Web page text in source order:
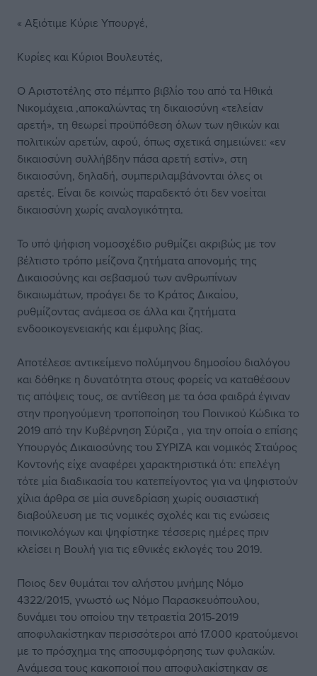
« Αξιότιμε Κύριε Υπουργέ,
Κυρίες και Κύριοι Βουλευτές,
Ο Αριστοτέλης στο πέμπτο βιβλίο του από τα Ηθικά
Νικομάχεια ,αποκαλώντας τη δικαιοσύνη «τελείαν
αρετή», τη θεωρεί προϋπόθεση όλων των ηθικών και
πολιτικών αρετών, αφού, όπως σχετικά σημειώνει: «εν
δικαιοσύνη συλλήβδην πάσα αρετή εστίν», στη
δικαιοσύνη, δηλαδή, συμπεριλαμβάνονται όλες οι
αρετές. Είναι δε κοινώς παραδεκτό ότι δεν νοείται
δικαιοσύνη χωρίς αναλογικότητα.
Το υπό ψήφιση νομοσχέδιο ρυθμίζει ακριβώς με τον
βέλτιστο τρόπο μείζονα ζητήματα απονομής της
Δικαιοσύνης και σεβασμού των ανθρωπίνων
δικαιωμάτων, προάγει δε το Κράτος Δικαίου,
ρυθμίζοντας ανάμεσα σε άλλα και ζητήματα
ενδοοικογενειακής και έμφυλης βίας.
Αποτέλεσε αντικείμενο πολύμηνου δημοσίου διαλόγου
και δόθηκε η δυνατότητα στους φορείς να καταθέσουν
τις απόψεις τους, σε αντίθεση με τα όσα φαιδρά έγιναν
στην προηγούμενη τροποποίηση του Ποινικού Κώδικα το
2019 από την Κυβέρνηση Σύριζα , για την οποία ο επίσης
Υπουργός Δικαιοσύνης του ΣΥΡΙΖΑ και νομικός Σταύρος
Κοντονής είχε αναφέρει χαρακτηριστικά ότι: επελέγη
τότε μία διαδικασία του κατεπείγοντος για να ψηφιστούν
χίλια άρθρα σε μία συνεδρίαση χωρίς ουσιαστική
διαβούλευση με τις νομικές σχολές και τις ενώσεις
ποινικολόγων και ψηφίστηκε τέσσερις ημέρες πριν
κλείσει η Βουλή για τις εθνικές εκλογές του 2019.
Ποιος δεν θυμάται τον αλήστου μνήμης Νόμο
4322/2015, γνωστό ως Νόμο Παρασκευόπουλου,
δυνάμει του οποίου την τετραετία 2015-2019
αποφυλακίστηκαν περισσότεροι από 17.000 κρατούμενοι
με το πρόσχημα της αποσυμφόρησης των φυλακών.
Ανάμεσα τους κακοποιοί που αποφυλακίστηκαν σε